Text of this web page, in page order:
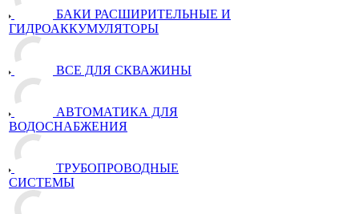
БАКИ РАСШИРИТЕЛЬНЫЕ И
ГИДРОАККУМУЛЯТОРЫ
ВСЕ ДЛЯ СКВАЖИНЫ
АВТОМАТИКА ДЛЯ
ВОДОСНАБЖЕНИЯ
ТРУБОПРОВОДНЫЕ
СИСТЕМЫ